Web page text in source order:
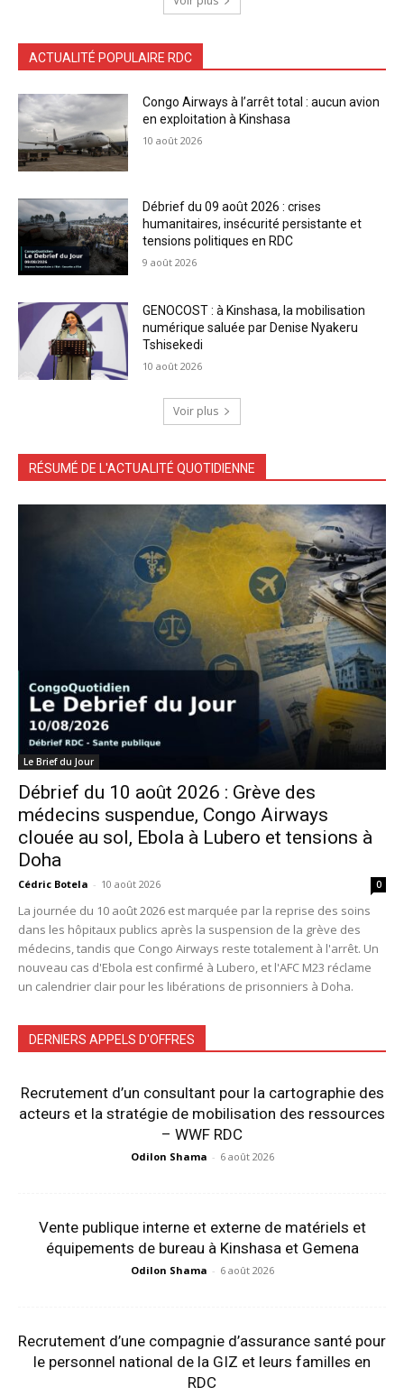
ACTUALITÉ POPULAIRE RDC
Congo Airways à l’arrêt total : aucun avion
en exploitation à Kinshasa
10 août 2026
Débrief du 09 août 2026 : crises
humanitaires, insécurité persistante et
tensions politiques en RDC
9 août 2026
GENOCOST : à Kinshasa, la mobilisation
numérique saluée par Denise Nyakeru
Tshisekedi
10 août 2026
Voir plus
RÉSUMÉ DE L'ACTUALITÉ QUOTIDIENNE
Le Brief du Jour
Débrief du 10 août 2026 : Grève des
médecins suspendue, Congo Airways
clouée au sol, Ebola à Lubero et tensions à
Doha
Cédric Botela - 10 août 2026 0
La journée du 10 août 2026 est marquée par la reprise des soins
dans les hôpitaux publics après la suspension de la grève des
médecins, tandis que Congo Airways reste totalement à l'arrêt. Un
nouveau cas d'Ebola est confirmé à Lubero, et l'AFC M23 réclame
un calendrier clair pour les libérations de prisonniers à Doha.
DERNIERS APPELS D'OFFRES
Recrutement d’un consultant pour la cartographie des
acteurs et la stratégie de mobilisation des ressources
– WWF RDC
Odilon Shama - 6 août 2026
Vente publique interne et externe de matériels et
équipements de bureau à Kinshasa et Gemena
Odilon Shama - 6 août 2026
Recrutement d’une compagnie d’assurance santé pour
le personnel national de la GIZ et leurs familles en
RDC